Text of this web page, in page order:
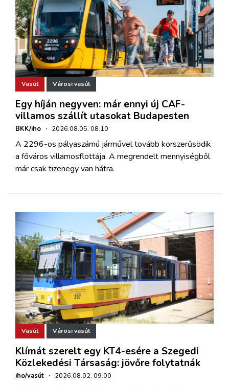
Vasút Városi vasút
Egy híján negyven: már ennyi új CAF-
villamos szállít utasokat Budapesten
BKK/iho · 2026.08.05. 08:10
A 2296-os pályaszámú járművel tovább korszerűsödik
a főváros villamosflottája. A megrendelt mennyiségből
már csak tizenegy van hátra.
Vasút Városi vasút
Klímát szerelt egy KT4-esére a Szegedi
Közlekedési Társaság: jövőre folytatnák
iho/vasút · 2026.08.02. 09:00